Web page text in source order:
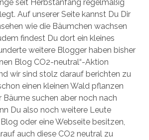
seit Herbstanfang regelmäßig
Auf unserer Seite kannst Du Dir
wie die Bäumchen wachsen
findest Du dort ein kleines
weitere Blogger haben bisher
Blog CO2-neutral“-Aktion
wir sind stolz darauf berichten zu
einen kleinen Wald pflanzen
Bäume suchen aber noch nach
Du also noch weitere Leute
oder eine Webseite besitzen,
auch diese CO2 neutral zu